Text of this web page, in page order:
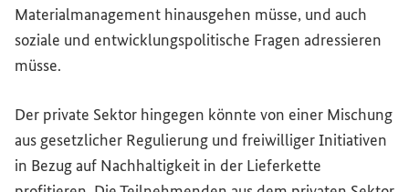
Materialmanagement hinausgehen müsse, und auch
soziale und entwicklungspolitische Fragen adressieren
müsse.
Der private Sektor hingegen könnte von einer Mischung
aus gesetzlicher Regulierung und freiwilliger Initiativen
in Bezug auf Nachhaltigkeit in der Lieferkette